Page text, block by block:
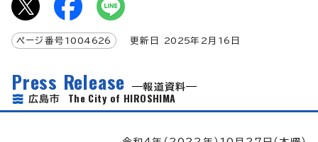
ページ番号 1004626 更新日 2025年2月 16 日
Press Release
報道資料
広島市 The City of HIROSHIMA